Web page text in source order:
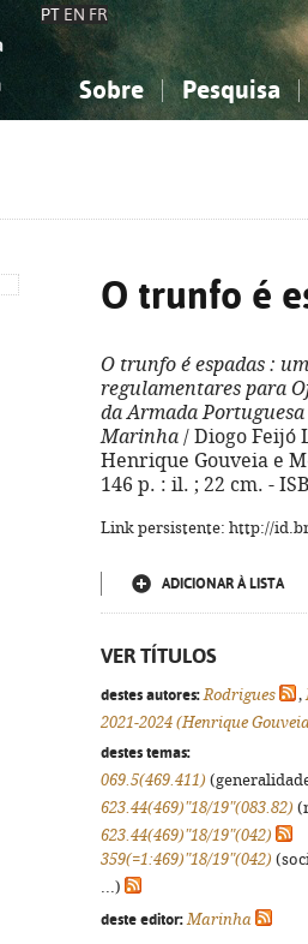
PT EN FR
Sobre Pesquisa
O trunfo é
O trunfo é espadas :
regulamentares para
da Armada
Marinha / Diogo Feijó
Henrique Gouveia e
146 p. : il. ; 22 cm. -
Link persistente: http://
ADICIONAR À LISTA
VER TÍTULOS
destes autores: Rodrigues ,
2021-2024 (Henrique
destes temas:
069.5(469.411)
623.44(469)"18/19"(083.82)
623.44(469)"18/19"(042)
359(=1:469)"18/19"(042)
...)
deste editor: Marinha